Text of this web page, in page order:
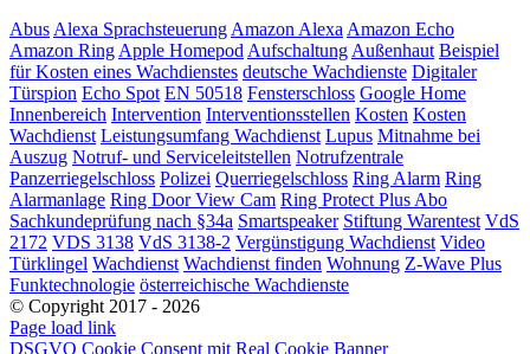
Abus Alexa Sprachsteuerung Amazon Alexa Amazon Echo
Amazon Ring Apple Homepod Aufschaltung Außenhaut Beispiel
für Kosten eines Wachdienstes deutsche Wachdienste Digitaler
Türspion Echo Spot EN 50518 Fensterschloss Google Home
Innenbereich Intervention Interventionsstellen Kosten Kosten
Wachdienst Leistungsumfang Wachdienst Lupus Mitnahme bei
Auszug Notruf- und Serviceleitstellen Notrufzentrale
Panzerriegelschloss Polizei Querriegelschloss Ring Alarm Ring
Alarmanlage Ring Door View Cam Ring Protect Plus Abo
Sachkundeprüfung nach §34a Smartspeaker Stiftung Warentest VdS
2172 VDS 3138 VdS 3138-2 Vergünstigung Wachdienst Video
Türklingel Wachdienst Wachdienst finden Wohnung Z-Wave Plus
Funktechnologie österreichische Wachdienste
© Copyright 2017 - 2026
Page load link
DSGVO Cookie Consent mit Real Cookie Banner